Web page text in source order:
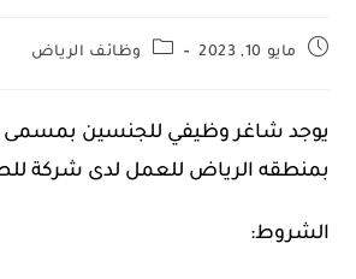
مايو 10, 2023 وظائف الرياض
يوجد شاغر وظيفي للجنسين بمسمى
بمنطقه الرياض للعمل لدى شركة
الشروط: